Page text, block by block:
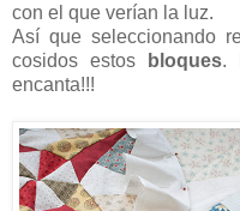
con el que verían la luz.
Así que seleccionando
cosidos estos
bloques.
encanta!!!